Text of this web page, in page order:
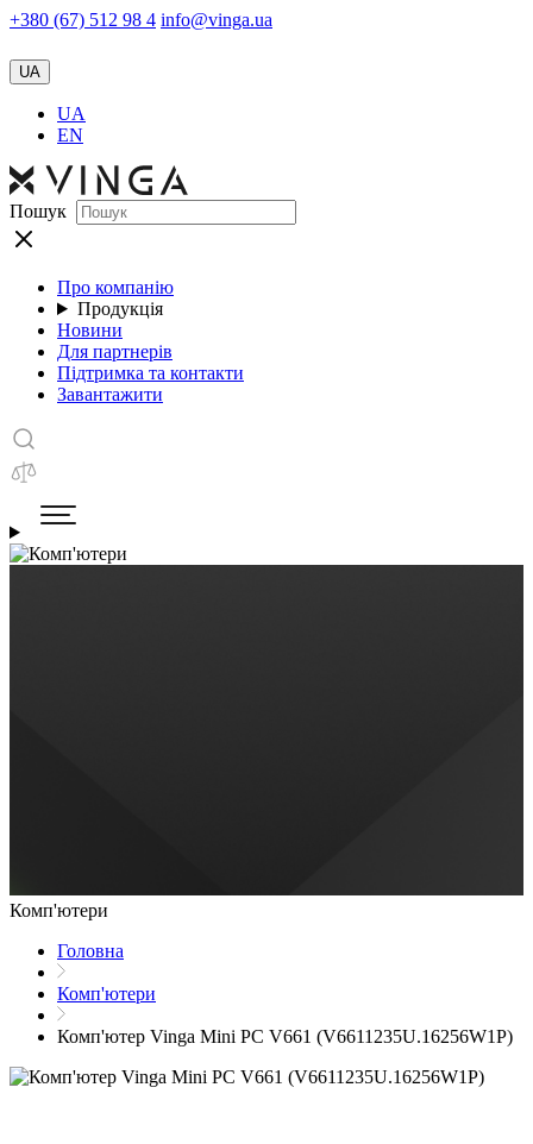
+380 (67) 512 98 4 info@vinga.ua
UA
UA
EN
Пошук
Про компанію
Продукція
Новини
Для партнерів
Підтримка та контакти
Завантажити
Комп'ютери
Головна
Комп'ютери
Комп'ютер Vinga Mini PC V661 (V6611235U.16256W1P)